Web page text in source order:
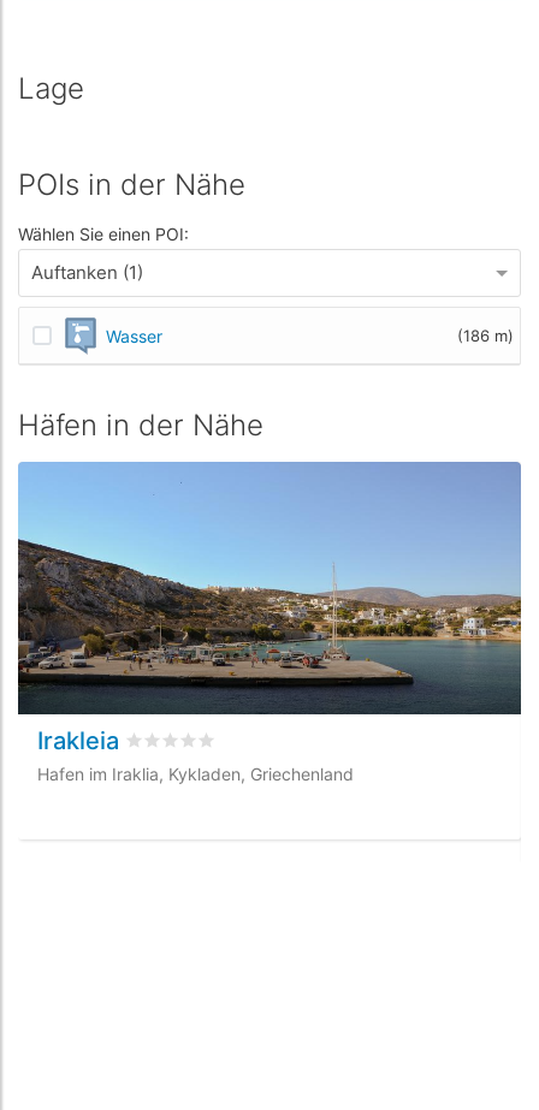
Lage
POIs in der Nähe
Wählen Sie einen POI:
Auftanken (1)
Wasser (186 m)
Häfen in der Nähe
Irakleia bewertet0
Hafen im Iraklia, Kykladen, Griechenland